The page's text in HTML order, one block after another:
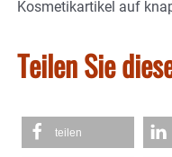
Kosmetikartikel auf
Teilen Sie
teilen